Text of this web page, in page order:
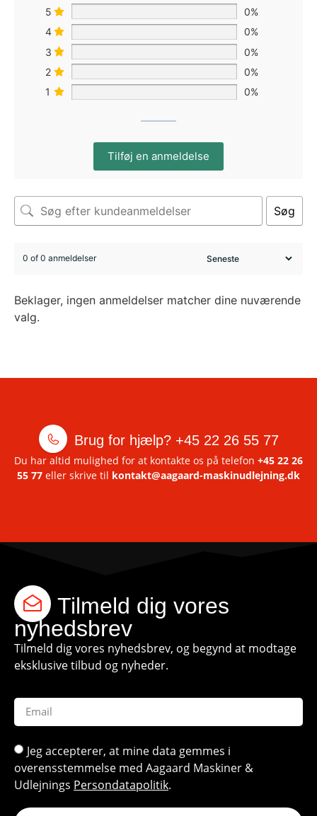
5
0%
4
0%
3
0%
2
0%
1
0%
Tilføj en anmeldelse
Søg
0 of 0 anmeldelser
Beklager, ingen anmeldelser matcher dine nuværende
valg.
Brug for hjælp? +45 22 26 55 77
Du har altid mulighed for at kontakte os på telefon +45 22 26
55 77 eller skrive til kontakt@aagaard-maskinudlejning.dk
Tilmeld dig vores
nyhedsbrev
Tilmeld dig vores nyhedsbrev, og begynd at modtage
eksklusive tilbud og nyheder.
Jeg accepterer, at mine data gemmes i
overensstemmelse med Aagaard Maskiner &
Udlejnings Persondatapolitik.